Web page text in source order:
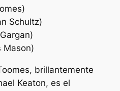
Schultz)
Mason)
brillantemente
Keaton, es el